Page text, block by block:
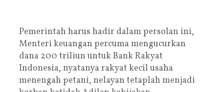
Pemerintah harus hadir dalam persolan ini,
Menteri keuangan percuma mengucurkan
dana 200 triliun untuk Bank Rakyat
Indonesia, nyatanya rakyat kecil usaha
menengah petani, nelayan tetaplah menjadi